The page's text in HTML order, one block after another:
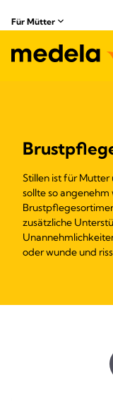
Für Mütter
Stillen ist für Mutter
sollte so angenehm
zusätzliche
oder wunde und